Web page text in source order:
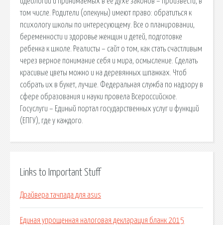
том числе. Родители (опекуны) имеют право: обратиться к
психологу школы по интересующему. Все о планировании,
беременности и здоровье женщин и детей, подготовке
ребенка к школе. Реалисты – сайт о том, как стать счастливым
через верное понимание себя и мира, осмысление. Сделать
красивые цветы можно и на деревянных шпажках. Чтоб
собрать их в букет, лучше. Федеральная служба по надзору в
сфере образования и науки провела Всероссийское.
Госуслуги – Единый портал государственных услуг и функций
(ЕПГУ), где у каждого.
Links to Important Stuff
Драйвера тачпада для asus
Единая упрощенная налоговая декларация бланк 2015